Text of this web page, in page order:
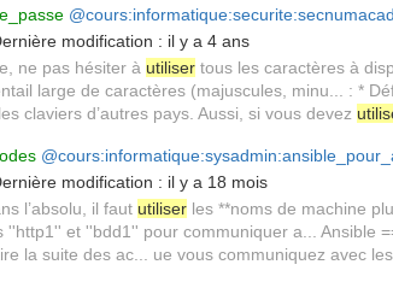
modification : il y a 4 ans
ne pas hésiter à utiliser tous les caractères à
large de caractères (majuscules, minu... : *
claviers d’autres pays. Aussi, si vous devez
modification : il y a 18 mois
l’absolu, il faut utiliser les **noms de machine
''http1'' et ''bdd1'' pour communiquer a... Ansible
la suite des ac... ue vous communiquez avec